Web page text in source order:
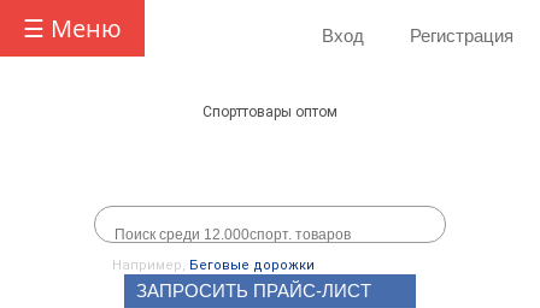
☰ Меню Вход Регистрация
Спорттовары оптом
Например, Беговые дорожки
ЗАПРОСИТЬ ПРАЙС-ЛИСТ